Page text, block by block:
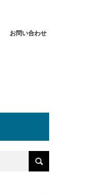
お問い合わせ